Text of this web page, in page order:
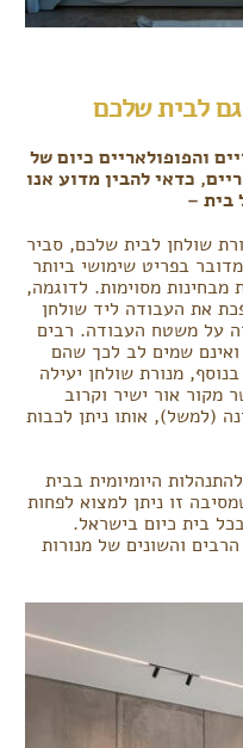
לבית שלכם
והפופולאריים כיום של
כדאי להבין מדוע אנו
בית –
שולחן לבית שלכם, סביר
בפריט שימושי ביותר
מסוימות. לדוגמה,
את העבודה ליד שולחן
על משטח העבודה. רבים
שמים לב לכך שהם
מנורת שולחן יעילה
מקור אור ישיר וקרוב
(למשל), אותו ניתן לכבות
היומיומית בבית
זו ניתן למצוא לפחות
בית כיום בישראל.
והשונים של מנורות